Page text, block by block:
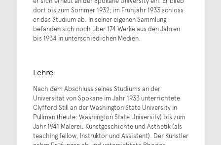
dort bis zum Sommer 1932; im Frühjahr 1933 schloss
er das Studium ab. In seiner eigenen Sammlung
befanden sich noch über 174 Werke aus den Jahren
bis 1934 in unterschiedlichen Medien.
Lehre
Nach dem Abschluss seines Studiums an der
Universität von Spokane im Jahr 1933 unterrichtete
Clyfford Still an der Washington State University in
Pullman (heute: Washington State University) bis zum
Jahr 1941 Malerei, Kunstgeschichte und Ästhetik (als
teaching fellow, Instruktor und Assistent). Der Künstler